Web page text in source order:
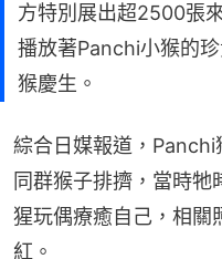
方特別展出超2500張
播放著Panchi小猴的
猴慶生。
綜合日媒報道，
同群猴子排擠，當時牠
猩玩偶療癒自己，相關
紅。